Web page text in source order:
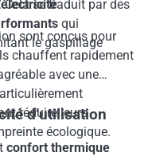
se traduit par des
qui
le gaspillage
sont conçus pour
chauffent rapidement
avec une
réduire leurs
écologique.
d’utilisation
confort thermique